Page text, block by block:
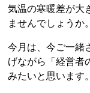
気温の寒暖差が大
ませんでしょうか。
今月は、今ご一緒
げながら「経営者
みたいと思います。